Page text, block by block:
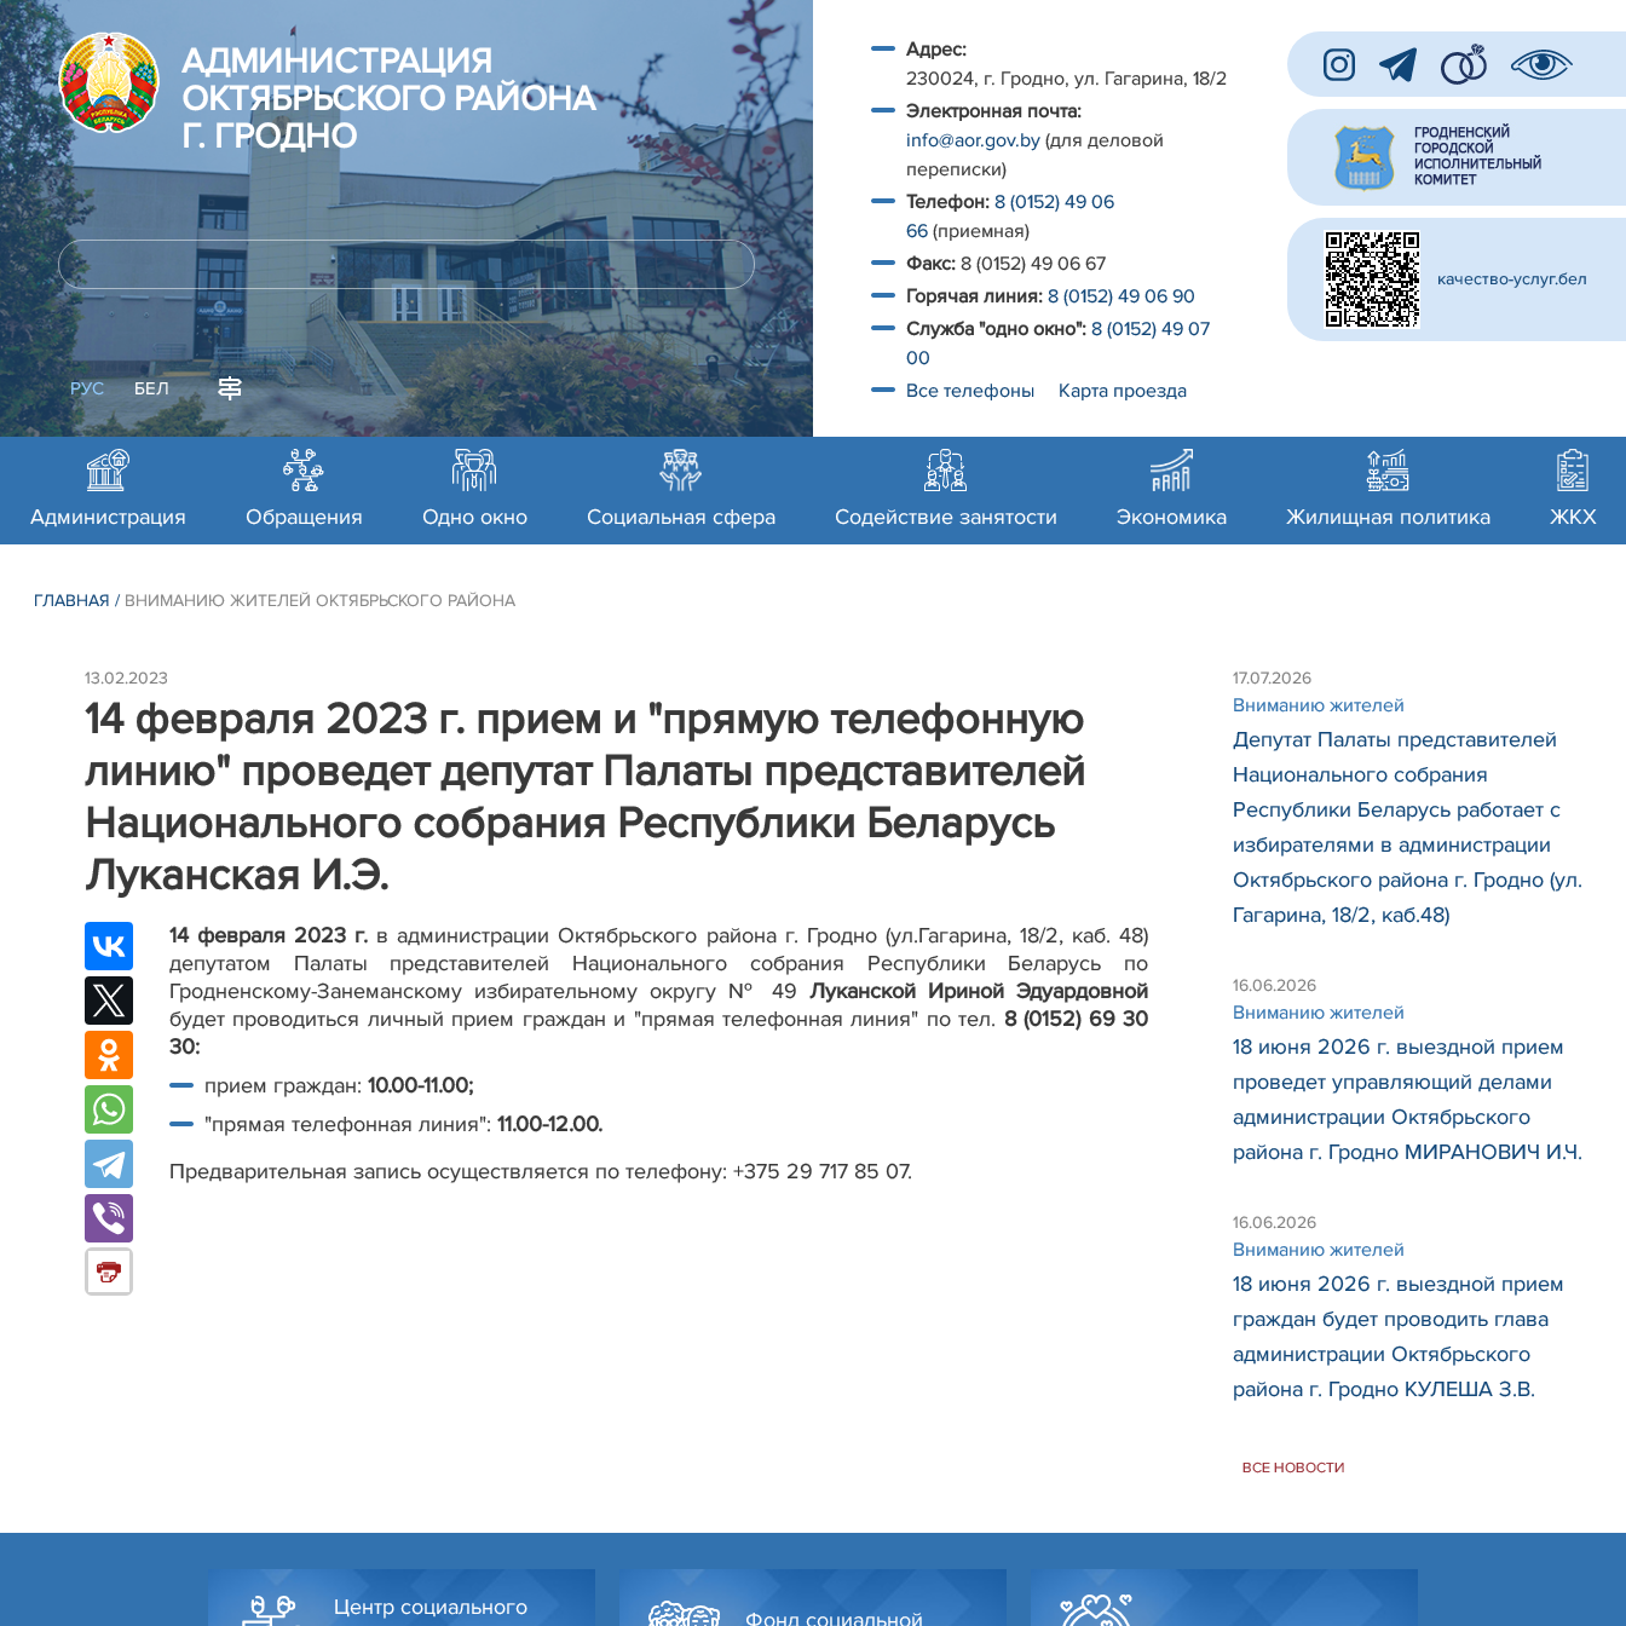
АДМИНИСТРАЦИЯ
ОКТЯБРЬСКОГО РАЙОНА
Г. ГРОДНО
РУС БЕЛ
Адрес:
230024, г. Гродно, ул. Гагарина, 18/2
Электронная почта:
info@aor.gov.by (для деловой
переписки)
Телефон: 8 (0152) 49 06
66 (приемная)
Факс: 8 (0152) 49 06 67
Горячая линия: 8 (0152) 49 06 90
Служба "одно окно": 8 (0152) 49 07
00
Все телефоны
Карта проезда
качество-услуг.бел
Администрация Обращения Одно окно Социальная сфера Содействие занятости Экономика Жилищная политика ЖКХ
ГЛАВНАЯ / ВНИМАНИЮ ЖИТЕЛЕЙ ОКТЯБРЬСКОГО РАЙОНА
13.02.2023
14 февраля 2023 г. прием и "прямую телефонную
линию" проведет депутат Палаты представителей
Национального собрания Республики Беларусь
Луканская И.Э.
14 февраля 2023 г. в администрации Октябрьского района г. Гродно (ул.Гагарина, 18/2, каб. 48)
депутатом Палаты представителей Национального собрания Республики Беларусь по
Гродненскому-Занеманскому избирательному округу № 49 Луканской Ириной Эдуардовной
будет проводиться личный прием граждан и "прямая телефонная линия" по тел. 8 (0152) 69 30
30:
прием граждан: 10.00-11.00;
"прямая телефонная линия": 11.00-12.00.
Предварительная запись осуществляется по телефону: +375 29 717 85 07.
17.07.2026
Вниманию жителей
Депутат Палаты представителей
Национального собрания
Республики Беларусь работает с
избирателями в администрации
Октябрьского района г. Гродно (ул.
Гагарина, 18/2, каб.48)
16.06.2026
Вниманию жителей
18 июня 2026 г. выездной прием
проведет управляющий делами
администрации Октябрьского
района г. Гродно МИРАНОВИЧ И.Ч.
16.06.2026
Вниманию жителей
18 июня 2026 г. выездной прием
граждан будет проводить глава
администрации Октябрьского
района г. Гродно КУЛЕША З.В.
ВСЕ НОВОСТИ
Центр социального
Фонд социальной